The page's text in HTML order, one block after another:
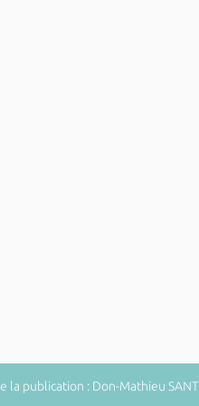
publication : Don-Mathieu